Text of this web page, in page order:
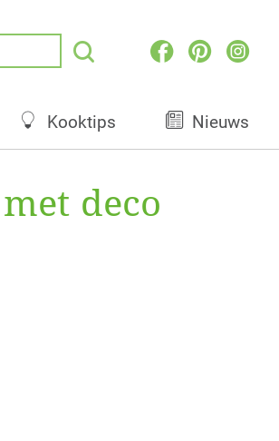
Kooktips Nieuws
deco